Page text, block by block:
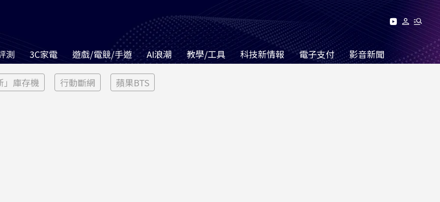
測 3C家電 遊戲/電競/手遊 AI浪潮 教學/工具 科技新情報 電子支付 影音新聞
」庫存機 行動斷網 蘋果BTS